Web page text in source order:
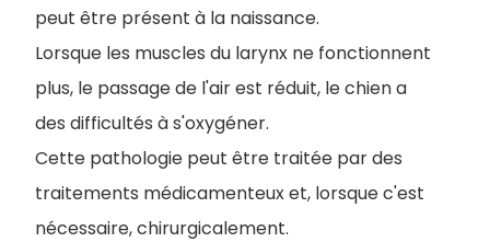
peut être présent à la naissance.
Lorsque les muscles du larynx ne fonctionnent
plus, le passage de l'air est réduit, le chien a
des difficultés à s'oxygéner.
Cette pathologie peut être traitée par des
traitements médicamenteux et, lorsque c'est
nécessaire, chirurgicalement.